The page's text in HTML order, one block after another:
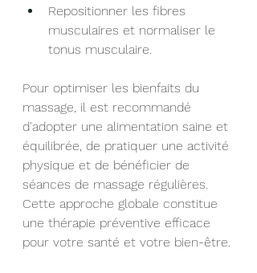
Repositionner les fibres
musculaires et normaliser le
tonus musculaire.
Pour optimiser les bienfaits du
massage, il est recommandé
d'adopter une alimentation saine et
équilibrée, de pratiquer une activité
physique et de bénéficier de
séances de massage régulières.
Cette approche globale constitue
une thérapie préventive efficace
pour votre santé et votre bien-être.